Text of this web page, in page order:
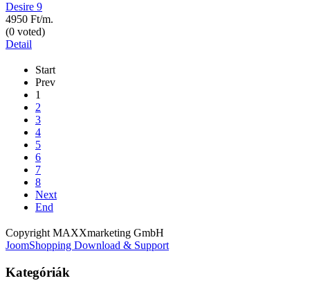
Desire 9
4950 Ft/m.
(0 voted)
Detail
Start
Prev
1
2
3
4
5
6
7
8
Next
End
Copyright MAXXmarketing GmbH
JoomShopping Download & Support
Kategóriák